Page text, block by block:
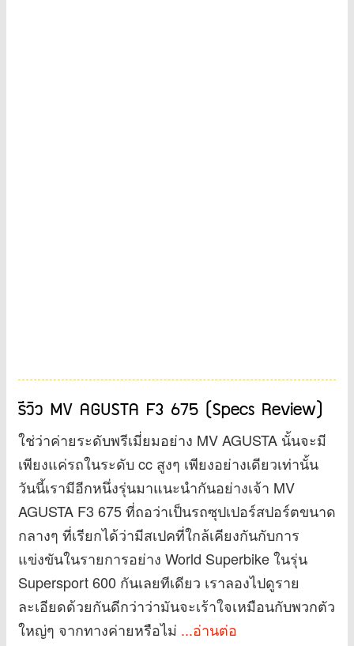
รีวิว MV AGUSTA F3 675 (Specs Review)
ใช่ว่าค่ายระดับพรีเมี่ยมอย่าง MV AGUSTA นั้นจะมี
เพียงแค่รถในระดับ cc สูงๆ เพียงอย่างเดียวเท่านั้น
วันนี้เรามีอีกหนึ่งรุ่นมาแนะนำกันอย่างเจ้า MV
AGUSTA F3 675 ที่ถอว่าเป็นรถซุปเปอร์สปอร์ตขนาด
กลางๆ ที่เรียกได้ว่ามีสเปคที่ใกล้เคียงกันกับการ
แข่งขันในรายการอย่าง World Superbike ในรุ่น
Supersport 600 กันเลยทีเดียว เราลองไปดูราย
ละเอียดด้วยกันดีกว่าว่ามันจะเร้าใจเหมือนกับพวกตัว
ใหญ่ๆ จากทางค่ายหรือไม่ ...อ่านต่อ